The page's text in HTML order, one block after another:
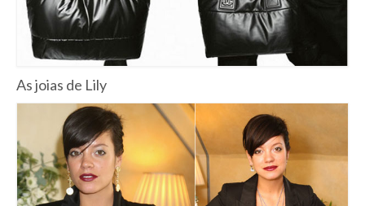
As joias de Lily